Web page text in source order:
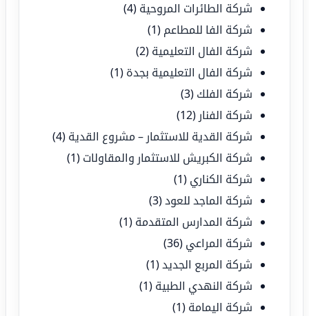
شركة الطائرات المروحية (4)
شركة الفا للمطاعم (1)
شركة الفال التعليمية (2)
شركة الفال التعليمية بجدة (1)
شركة الفلك (3)
شركة الفنار (12)
شركة القدية للاستثمار – مشروع القدية (4)
شركة الكبريش للاستثمار والمقاولات (1)
شركة الكناري (1)
شركة الماجد للعود(3)
شركة المدارس المتقدمة (1)
شركة المراعي (36)
شركة المربع الجديد(1)
شركة النهدي الطبية (1)
شركة اليمامة (1)